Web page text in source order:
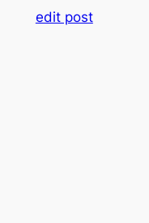
edit post